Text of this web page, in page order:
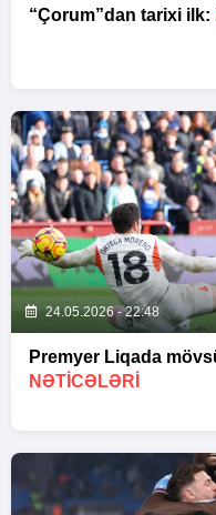
“Çorum”dan tarixi ilk:
24.05.2026 - 22:48
Premyer Liqada
NƏTİCƏLƏRİ